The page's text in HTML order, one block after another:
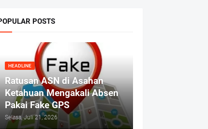
POSTS
HEADLINE
Ratusan ASN di Asahan
Ketahuan Mengakali Absen
Pakai Fake GPS
Selasa, Juli 21, 2026